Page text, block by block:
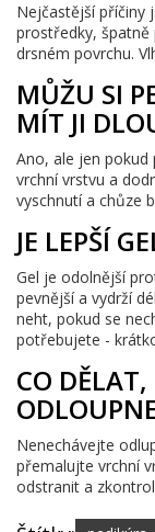
Nejčastější příčiny
prostředky, špatně
drsném povrchu.
MŮŽU SI
MÍT JI
Ano, ale jen pokud
vrchní vrstvu a
vyschnutí a chůze
JE LEPŠÍ
Gel je odolnější
pevnější a vydrží
neht, pokud se
potřebujete -
CO
Nenechávejte
přemalujte vrchní
odstranit a